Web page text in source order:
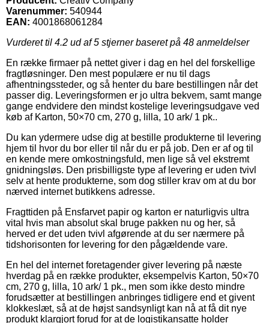
Varenummer: 540944
EAN: 4001868061284
Vurderet til 4.2 ud af 5 stjerner baseret på 48 anmeldelser
En række firmaer på nettet giver i dag en hel del forskellige
fragtløsninger. Den mest populære er nu til dags
afhentningssteder, og så henter du bare bestillingen når det
passer dig. Leveringsformen er jo ultra bekvem, samt mange
gange endvidere den mindst kostelige leveringsudgave ved
køb af Karton, 50×70 cm, 270 g, lilla, 10 ark/ 1 pk..
Du kan ydermere udse dig at bestille produkterne til levering
hjem til hvor du bor eller til når du er på job. Den er af og til
en kende mere omkostningsfuld, men lige så vel ekstremt
gnidningsløs. Den prisbilligste type af levering er uden tvivl
selv at hente produkterne, som dog stiller krav om at du bor
nærved internet butikkens adresse.
Fragttiden på Ensfarvet papir og karton er naturligvis ultra
vital hvis man absolut skal bruge pakken nu og her, så
herved er det uden tvivl afgørende at du ser nærmere på
tidshorisonten for levering for den pågældende vare.
En hel del internet foretagender giver levering på næste
hverdag på en række produkter, eksempelvis Karton, 50×70
cm, 270 g, lilla, 10 ark/ 1 pk., men som ikke desto mindre
forudsætter at bestillingen anbringes tidligere end et givent
klokkeslæt, så at de højst sandsynligt kan nå at få dit nye
produkt klargjort forud for at de logistikansatte holder